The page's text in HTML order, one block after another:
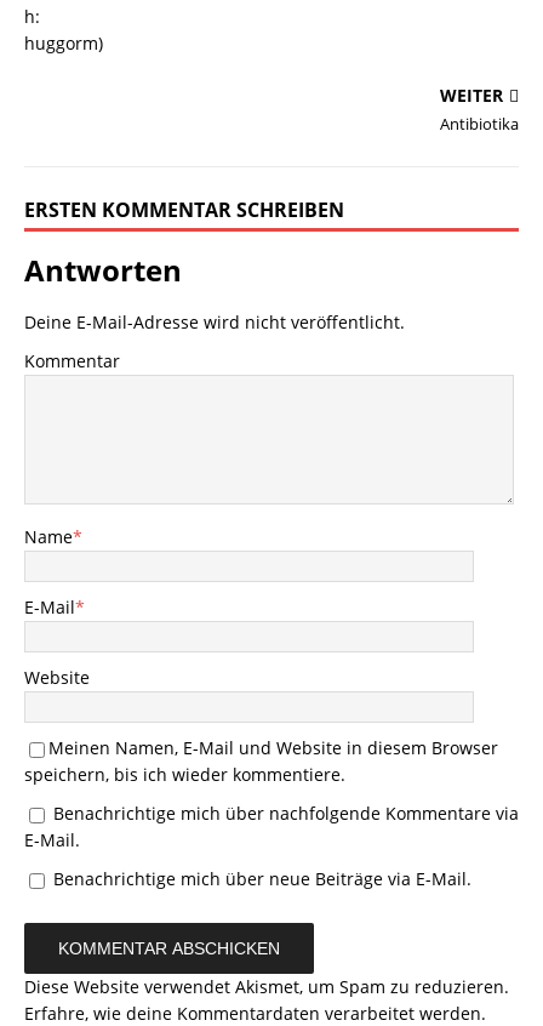
WEITER
Antibiotika
ERSTEN KOMMENTAR SCHREIBEN
Antworten
Deine E-Mail-Adresse wird nicht veröffentlicht.
Kommentar
Name*
E-Mail*
Website
Meinen Namen, E-Mail und Website in diesem Browser
speichern, bis ich wieder kommentiere.
Benachrichtige mich über nachfolgende Kommentare via
E-Mail.
Benachrichtige mich über neue Beiträge via E-Mail.
Diese Website verwendet Akismet, um Spam zu reduzieren.
Erfahre, wie deine Kommentardaten verarbeitet werden.